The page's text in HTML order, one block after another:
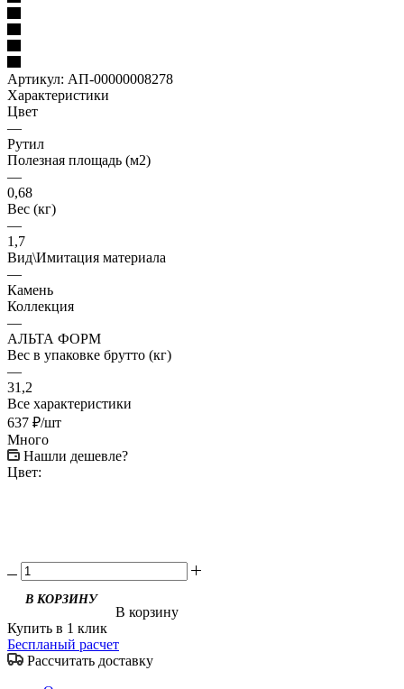
Артикул: АП-00000008278
Характеристики
Цвет
—
Рутил
Полезная площадь (м2)
—
0,68
Вес (кг)
—
1,7
Вид\Имитация материала
—
Камень
Коллекция
—
АЛЬТА ФОРМ
Вес в упаковке брутто (кг)
—
31,2
Все характеристики
637 ₽/шт
Много
Нашли дешевле?
Цвет:
В корзину
Купить в 1 клик
Беспланый расчет
Рассчитать доставку